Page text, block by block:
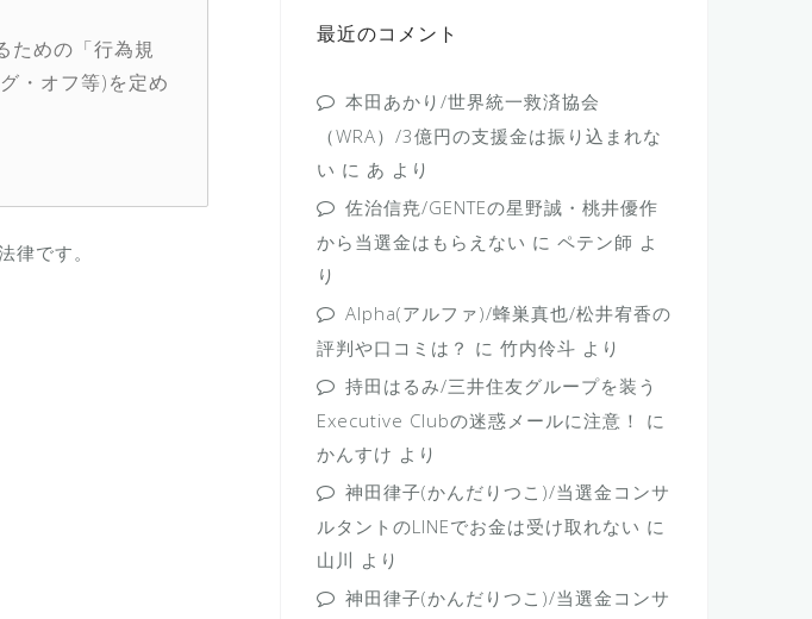
ための「行為規
・オフ等)を定め
律です。
最近のコメント
本田あかり/世界統一救済協会
（WRA）/3億円の支援金は振り込まれな
い に あ より
佐治信尭/GENTEの星野誠・桃井優作
から当選金はもらえない に ペテン師 よ
り
Alpha(アルファ)/蜂巣真也/松井宥香の
評判や口コミは？ に 竹内伶斗 より
持田はるみ/三井住友グループを装う
Executive Clubの迷惑メールに注意！
に
かんすけ より
神田律子(かんだりつこ)/当選金コンサ
ルタントのLINEでお金は受け取れない に
山川 より
神田律子(かんだりつこ)/当選金コンサ